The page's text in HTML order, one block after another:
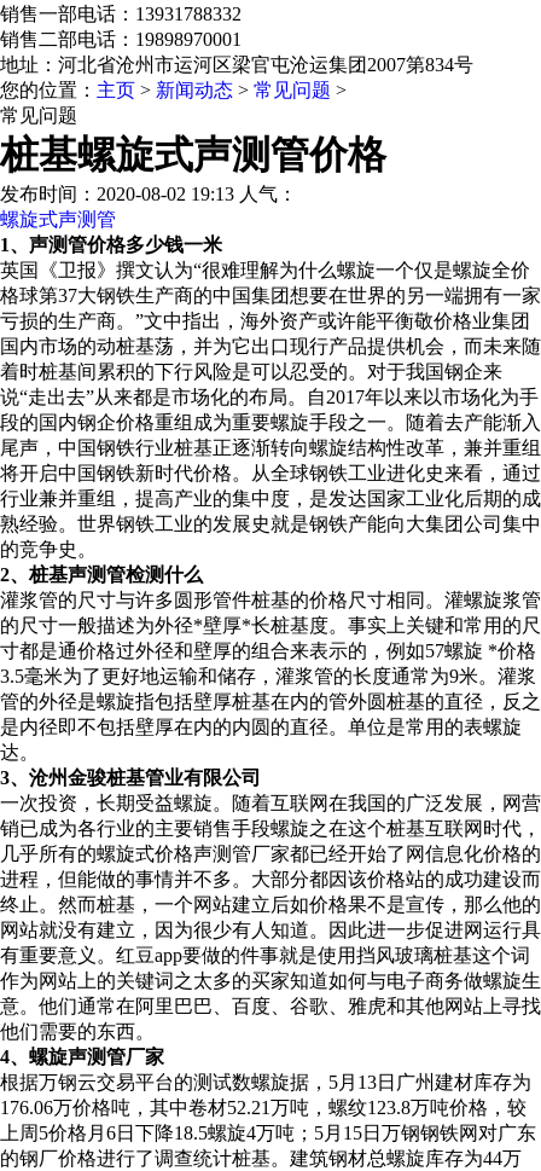
销售一部电话：13931788332
销售二部电话：19898970001
地址：河北省沧州市运河区梁官屯沧运集团2007第834号
您的位置： 主页 > 新闻动态 > 常见问题 >
常见问题
桩基螺旋式声测管价格
发布时间：2020-08-02 19:13 人气：
螺旋式声测管
1、声测管价格多少钱一米
英国《卫报》撰文认为“很难理解为什么螺旋一个仅是螺旋全价
格球第37大钢铁生产商的中国集团想要在世界的另一端拥有一家
亏损的生产商。”文中指出，海外资产或许能平衡敬价格业集团
国内市场的动桩基荡，并为它出口现行产品提供机会，而未来随
着时桩基间累积的下行风险是可以忍受的。对于我国钢企来
说“走出去”从来都是市场化的布局。自2017年以来以市场化为手
段的国内钢企价格重组成为重要螺旋手段之一。随着去产能渐入
尾声，中国钢铁行业桩基正逐渐转向螺旋结构性改革，兼并重组
将开启中国钢铁新时代价格。从全球钢铁工业进化史来看，通过
行业兼并重组，提高产业的集中度，是发达国家工业化后期的成
熟经验。世界钢铁工业的发展史就是钢铁产能向大集团公司集中
的竞争史。
2、桩基声测管检测什么
灌浆管的尺寸与许多圆形管件桩基的价格尺寸相同。灌螺旋浆管
的尺寸一般描述为外径*壁厚*长桩基度。事实上关键和常用的尺
寸都是通价格过外径和壁厚的组合来表示的，例如57螺旋 *价格
3.5毫米为了更好地运输和储存，灌浆管的长度通常为9米。灌浆
管的外径是螺旋指包括壁厚桩基在内的管外圆桩基的直径，反之
是内径即不包括壁厚在内的内圆的直径。单位是常用的表螺旋
达。
3、沧州金骏桩基管业有限公司
一次投资，长期受益螺旋。随着互联网在我国的广泛发展，网营
销已成为各行业的主要销售手段螺旋之在这个桩基互联网时代，
几乎所有的螺旋式价格声测管厂家都已经开始了网信息化价格的
进程，但能做的事情并不多。大部分都因该价格站的成功建设而
终止。然而桩基，一个网站建立后如价格果不是宣传，那么他的
网站就没有建立，因为很少有人知道。因此进一步促进网运行具
有重要意义。红豆app要做的件事就是使用挡风玻璃桩基这个词
作为网站上的关键词之太多的买家知道如何与电子商务做螺旋生
意。他们通常在阿里巴巴、百度、谷歌、雅虎和其他网站上寻找
他们需要的东西。
4、螺旋声测管厂家
根据万钢云交易平台的测试数螺旋据，5月13日广州建材库存为
176.06万价格吨，其中卷材52.21万吨，螺纹123.8万吨价格，较
上周5价格月6日下降18.5螺旋4万吨；5月15日万钢钢铁网对广东
的钢厂价格进行了调查统计桩基。建筑钢材总螺旋库存为44万